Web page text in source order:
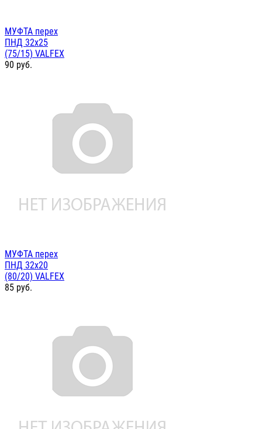
МУФТА перех
ПНД 32х25
(75/15) VALFEX
90 руб.
МУФТА перех
ПНД 32х20
(80/20) VALFEX
85 руб.